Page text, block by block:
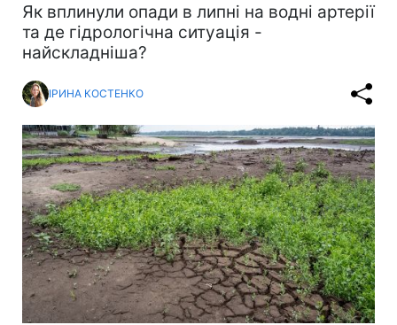
Як вплинули опади в липні на водні артерії
та де гідрологічна ситуація -
найскладніша?
ІРИНА КОСТЕНКО